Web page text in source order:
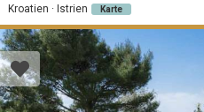
Kroatien · Istrien Karte